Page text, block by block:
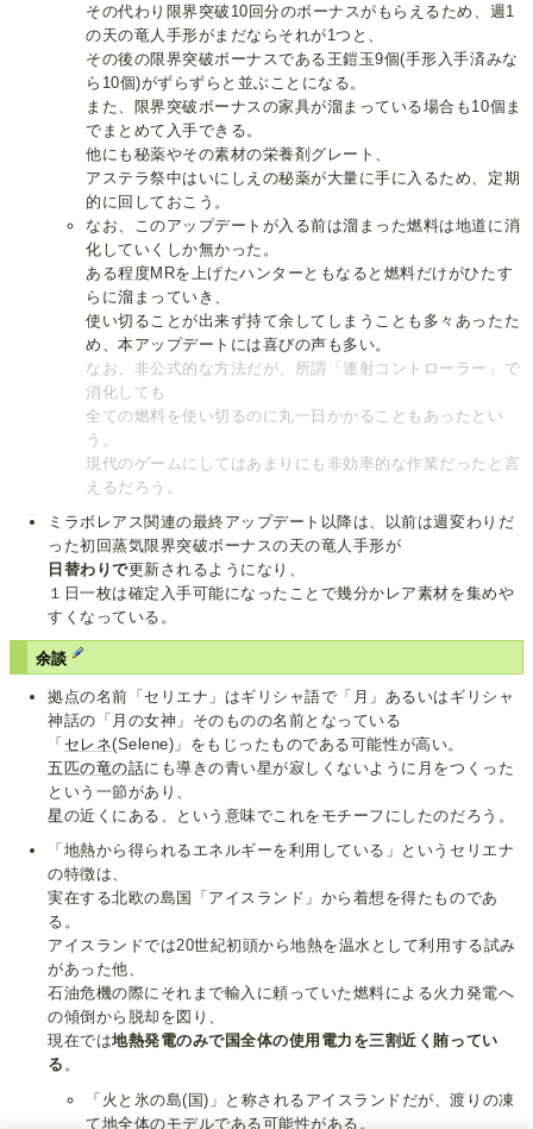
その代わり限界突破10回分のボーナスがもらえるため、週1
の天の竜人手形がまだならそれが1つと、
その後の限界突破ボーナスである王鎧玉9個(手形入手済みな
ら10個)がずらずらと並ぶことになる。
また、限界突破ボーナスの家具が溜まっている場合も10個ま
でまとめて入手できる。
他にも秘薬やその素材の栄養剤グレート、
アステラ祭中はいにしえの秘薬が大量に手に入るため、定期
的に回しておこう。
なお、このアップデートが入る前は溜まった燃料は地道に消
化していくしか無かった。
ある程度MRを上げたハンターともなると燃料だけがひたす
らに溜まっていき、
使い切ることが出来ず持て余してしまうことも多々あったた
め、本アップデートには喜びの声も多い。
なお、非公式的な方法だが、所謂「連射コントローラー」で
消化しても
全ての燃料を使い切るのに丸一日かかることもあったとい
う。
現代のゲームにしてはあまりにも非効率的な作業だったと言
えるだろう。
ミラボレアス関連の最終アップデート以降は、以前は週変わりだ
った初回蒸気限界突破ボーナスの天の竜人手形が
日替わりで更新されるようになり、
１日一枚は確定入手可能になったことで幾分かレア素材を集めや
すくなっている。
余談
拠点の名前「セリエナ」はギリシャ語で「月」あるいはギリシャ
神話の「月の女神」そのものの名前となっている
「 セレネ(Selene)」をもじったものである可能性が高い。
五匹の竜の話にも導きの青い星が寂しくないように月をつくった
という一節があり、
星の近くにある、という意味でこれをモチーフにしたのだろう。
「地熱から得られるエネルギーを利用している」というセリエナ
の特徴は、
実在する北欧の島国「アイスランド」から着想を得たものであ
る。
アイスランドでは20世紀初頭から地熱を温水として利用する試み
があった他、
石油危機の際にそれまで輸入に頼っていた燃料による火力発電へ
の傾倒から脱却を図り、
現在では地熱発電のみで国全体の使用電力を三割近く賄ってい
る 。
「火と氷の島(国)」と称されるアイスランドだが、渡りの凍
て地全体のモデルである可能性がある。